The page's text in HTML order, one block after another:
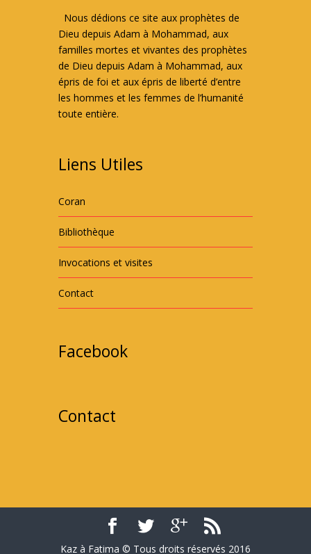
Nous dédions ce site aux prophètes de
Dieu depuis Adam à Mohammad, aux
familles mortes et vivantes des prophètes
de Dieu depuis Adam à Mohammad, aux
épris de foi et aux épris de liberté d’entre
les hommes et les femmes de l’humanité
toute entière.
Liens Utiles
Coran
Bibliothèque
Invocations et visites
Contact
Facebook
Contact
Kaz à Fatima © Tous droits réservés 2016